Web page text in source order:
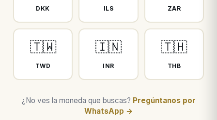
DKK ILS ZAR
🇹🇼
TWD
🇮🇳
INR
🇹🇭
THB
¿No ves la moneda que buscas? Pregúntanos por
WhatsApp →